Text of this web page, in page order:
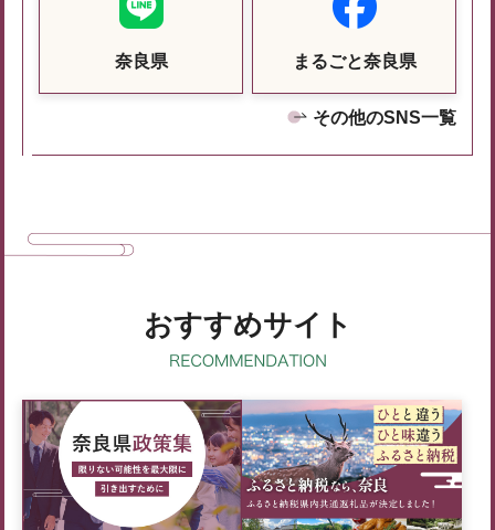
奈良県 まるごと奈良県
その他のSNS一覧
おすすめサイト